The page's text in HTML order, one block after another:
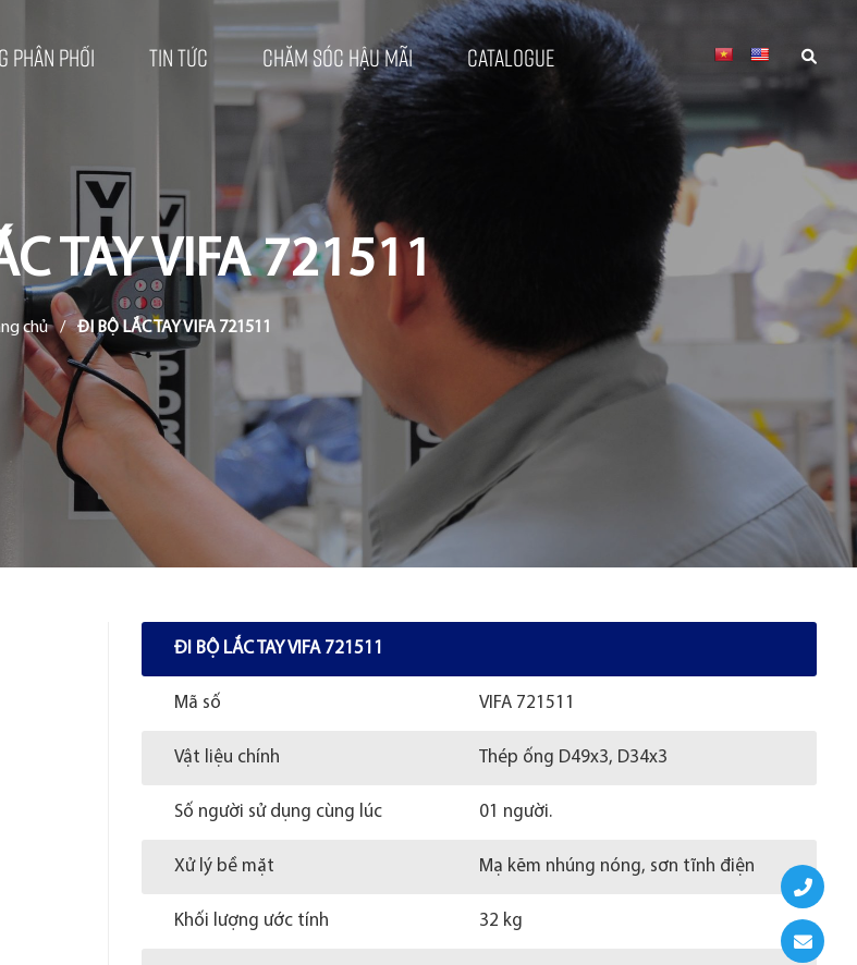
phân phối Tin tức Chăm sóc hậu mãi Catalogue
TAY VIFA 721511
chủ / ĐI BỘ LẮC TAY VIFA 721511
ĐI BỘ LẮC TAY VIFA 721511
Mã số VIFA 721511
Vật liệu chính Thép ống D49x3, D34x3
Số người sử dụng cùng lúc 01 người.
Xử lý bề mặt Mạ kẽm nhúng nóng, sơn tĩnh điện
Khối lượng ước tính 32 kg